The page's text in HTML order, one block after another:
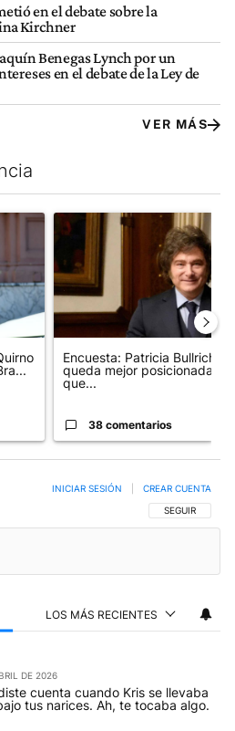
en el debate sobre la
Kirchner
Benegas Lynch por un
en el debate de la Ley de
VER MÁS
con más comentarios en los
el título "Las incosistencias de
Un artículo de tendencia con
Encuesta: Patricia Bullrich
queda mejor posicionada
que...
38 comentarios
SIGA ESTA
SEGUIR
INICIAR SESIÓN CREAR CUENTA
LOS MÁS RECIENTES
DE 2026
cuenta cuando Kris se llevaba
tus narices. Ah, te tocaba algo.